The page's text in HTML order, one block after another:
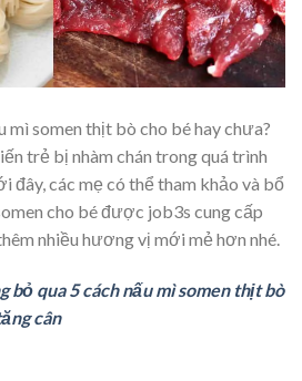
mì somen thịt bò cho bé hay chưa?
trẻ bị nhàm chán trong quá trình
đây, các mẹ có thể tham khảo và bổ
cho bé được job3s cung cấp
nhiều hương vị mới mẻ hơn nhé.
bỏ qua 5 cách nấu mì somen thịt bò
cân